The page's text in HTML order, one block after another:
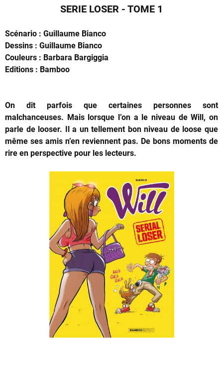
SERIE LOSER - TOME 1
Scénario : Guillaume Bianco
Dessins : Guillaume Bianco
Couleurs : Barbara Bargiggia
Editions : Bamboo
On dit parfois que certaines personnes sont
malchanceuses. Mais lorsque l’on a le niveau de Will, on
parle de looser. Il a un tellement bon niveau de loose que
même ses amis n’en reviennent pas. De bons moments de
rire en perspective pour les lecteurs.